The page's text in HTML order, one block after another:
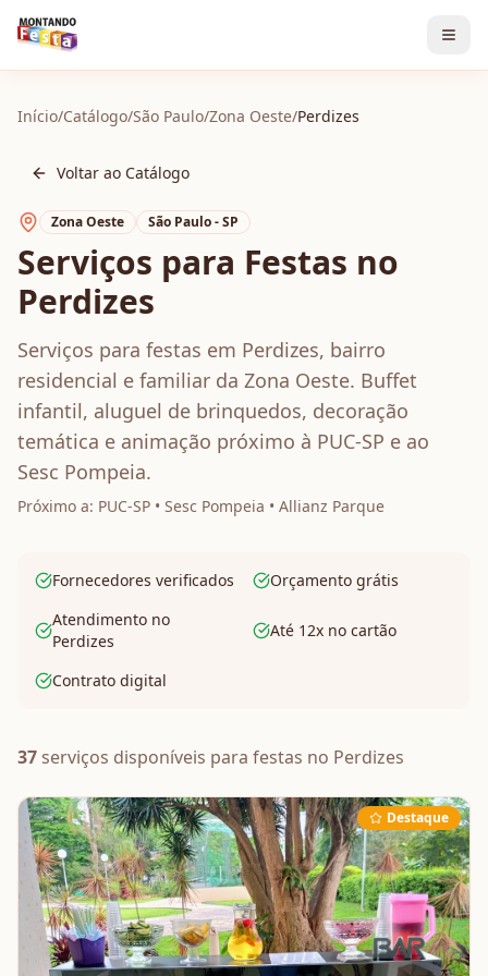
Início/Catálogo/São Paulo/Zona Oeste/Perdizes
Voltar ao Catálogo
Zona Oeste São Paulo - SP
Serviços para Festas no
Perdizes
Serviços para festas em Perdizes, bairro
residencial e familiar da Zona Oeste. Buffet
infantil, aluguel de brinquedos, decoração
temática e animação próximo à PUC-SP e ao
Sesc Pompeia.
Próximo a: PUC-SP • Sesc Pompeia • Allianz Parque
Fornecedores verificados
Orçamento grátis
Atendimento no
Perdizes
Até 12x no cartão
Contrato digital
37 serviços disponíveis para festas no Perdizes
Destaque